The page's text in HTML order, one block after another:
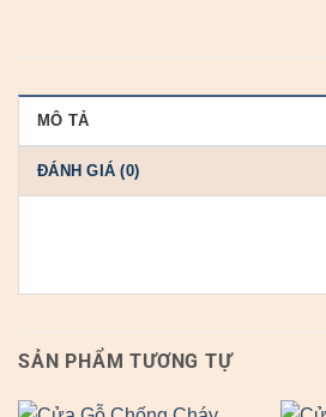
MÔ TẢ
ĐÁNH GIÁ (0)
SẢN PHẨM TƯƠNG TỰ